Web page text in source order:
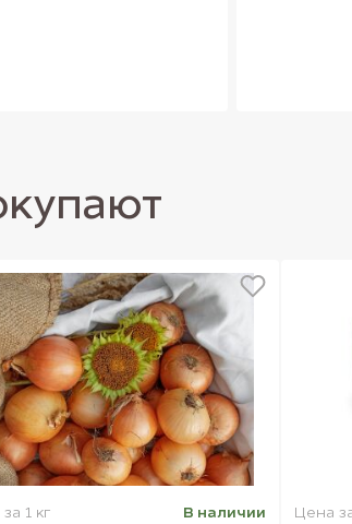
лук-шалот по доступной
на сайте.
1 кг
В наличии
Цена